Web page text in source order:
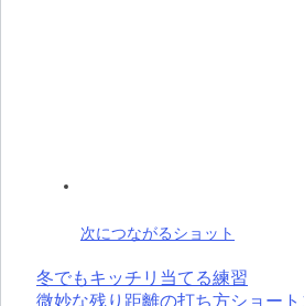
次につながるショット
冬でもキッチリ当てる練習
微妙な残り距離の打ち方ショー